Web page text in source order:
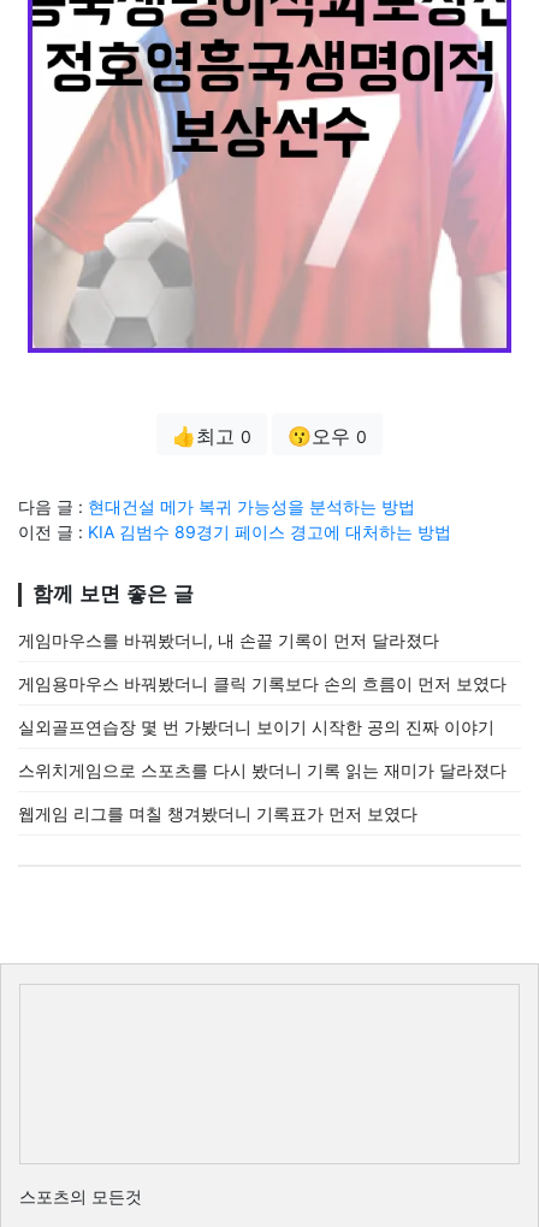
👍최고 0 😗오우 0
다음 글 : 현대건설 메가 복귀 가능성을 분석하는 방법
이전 글 : KIA 김범수 89경기 페이스 경고에 대처하는 방법
함께 보면 좋은 글
게임마우스를 바꿔봤더니, 내 손끝 기록이 먼저 달라졌다
게임용마우스 바꿔봤더니 클릭 기록보다 손의 흐름이 먼저 보였다
실외골프연습장 몇 번 가봤더니 보이기 시작한 공의 진짜 이야기
스위치게임으로 스포츠를 다시 봤더니 기록 읽는 재미가 달라졌다
웹게임 리그를 며칠 챙겨봤더니 기록표가 먼저 보였다
스포츠의 모든것